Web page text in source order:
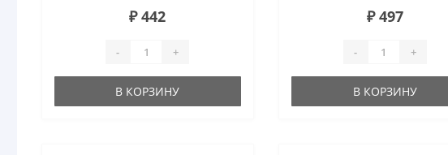
₽ 442
- +
В КОРЗИНУ
₽ 497
- +
В КОРЗИНУ